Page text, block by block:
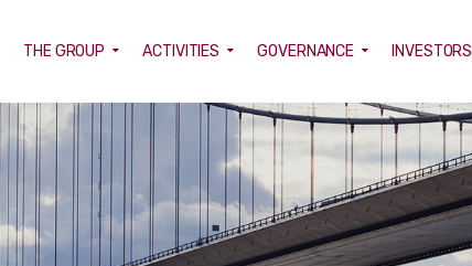
THE GROUP ACTIVITIES GOVERNANCE INVESTORS